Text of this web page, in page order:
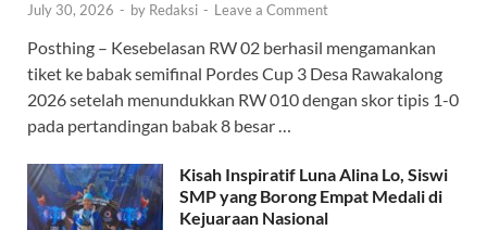
July 30, 2026 - by Redaksi - Leave a Comment
Posthing – Kesebelasan RW 02 berhasil mengamankan
tiket ke babak semifinal Pordes Cup 3 Desa Rawakalong
2026 setelah menundukkan RW 010 dengan skor tipis 1-0
pada pertandingan babak 8 besar …
Kisah Inspiratif Luna Alina Lo, Siswi
SMP yang Borong Empat Medali di
Kejuaraan Nasional